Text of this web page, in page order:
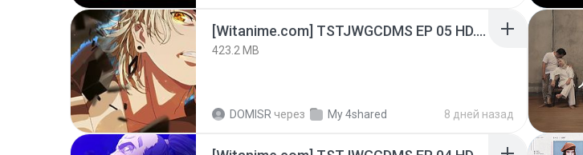
[Witanime.com] TSTJWGCDMS EP 05 HD.mp4
423.2 MB
DOMISR через My 4shared 8 дней назад